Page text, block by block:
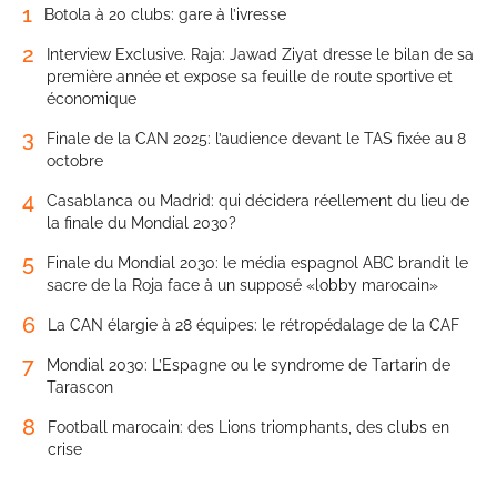
1 Botola à 20 clubs: gare à l’ivresse
2
Interview Exclusive. Raja: Jawad Ziyat dresse le bilan de sa
première année et expose sa feuille de route sportive et
économique
3
Finale de la CAN 2025: l’audience devant le TAS fixée au 8
octobre
4
Casablanca ou Madrid: qui décidera réellement du lieu de
la finale du Mondial 2030?
5
Finale du Mondial 2030: le média espagnol ABC brandit le
sacre de la Roja face à un supposé «lobby marocain»
6 La CAN élargie à 28 équipes: le rétropédalage de la CAF
7
Mondial 2030: L’Espagne ou le syndrome de Tartarin de
Tarascon
8
Football marocain: des Lions triomphants, des clubs en
crise